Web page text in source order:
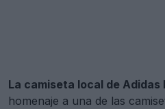
La camiseta local de
homenaje a una de las